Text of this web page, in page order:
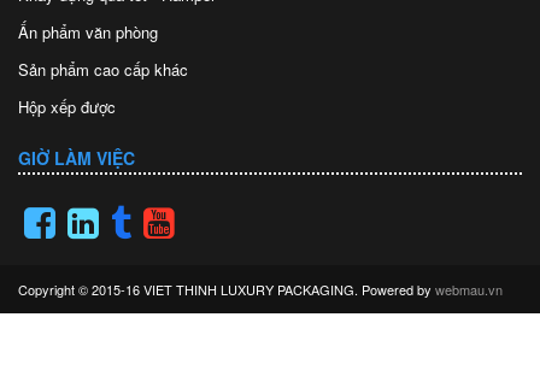
Ấn phẩm văn phòng
Sản phẩm cao cấp khác
Hộp xếp được
GIỜ LÀM VIỆC
Copyright © 2015-16 VIET THINH LUXURY PACKAGING. Powered by webmau.vn